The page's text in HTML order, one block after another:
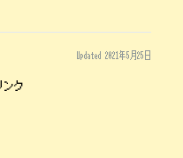
Updated 2021年5月25日
ンク